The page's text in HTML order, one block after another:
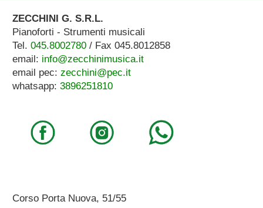
ZECCHINI G. S.R.L.
Pianoforti - Strumenti musicali
Tel. 045.8002780/ Fax 045.8012858
email: info@zecchinimusica.it
email pec: zecchini@pec.it
whatsapp: 3896251810
Corso Porta Nuova, 51/55